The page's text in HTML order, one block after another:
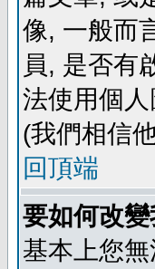
像, 一般而
員, 是否有
法使用個
(我們相信
回頂端
要如何改
基本上您